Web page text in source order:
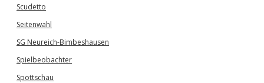
Scudetto
Seitenwahl
SG Neureich-Bimbeshausen
Spielbeobachter
Spottschau